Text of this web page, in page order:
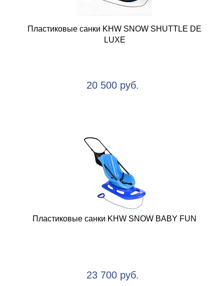
Пластиковые санки KHW SNOW SHUTTLE DE
LUXE
20 500 руб.
Пластиковые санки KHW SNOW BABY FUN
23 700 руб.